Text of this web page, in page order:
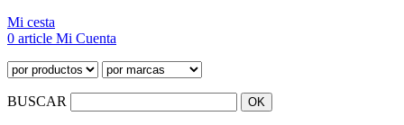
Mi cesta
0 article Mi Cuenta
BUSCAR